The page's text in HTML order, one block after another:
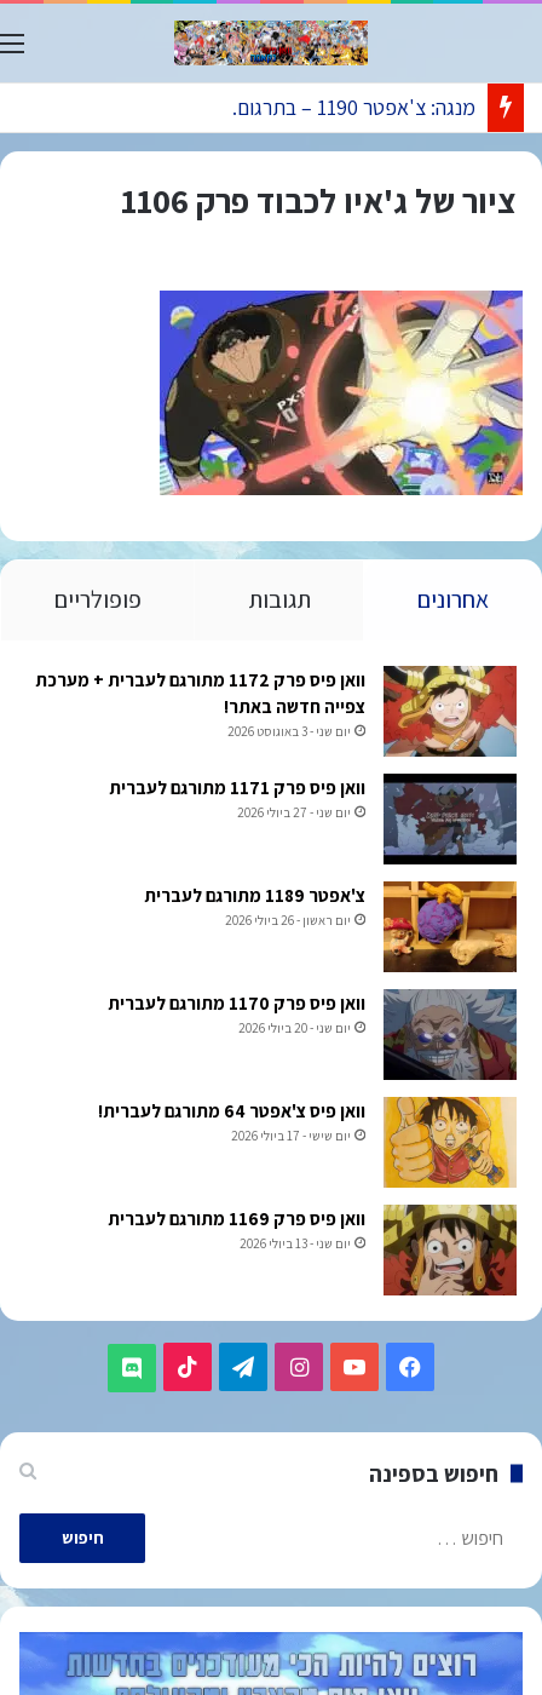
מנגה: צ'אפטר 1190 – בתרגום.
ציור של ג'איו לכבוד פרק 1106
אחרונים תגובות פופולריים
וואן פיס פרק 1172 מתורגם לעברית + מערכת
צפייה חדשה באתר!
יום שני - 3 באוגוסט 2026
וואן פיס פרק 1171 מתורגם לעברית
יום שני - 27 ביולי 2026
צ'אפטר 1189 מתורגם לעברית
יום ראשון - 26 ביולי 2026
וואן פיס פרק 1170 מתורגם לעברית
יום שני - 20 ביולי 2026
וואן פיס צ'אפטר 64 מתורגם לעברית!
יום שישי - 17 ביולי 2026
וואן פיס פרק 1169 מתורגם לעברית
יום שני - 13 ביולי 2026
Facebook
YouTube
Instagram
Telegram
TikTok
Discord
חיפוש בספינה
חיפוש: